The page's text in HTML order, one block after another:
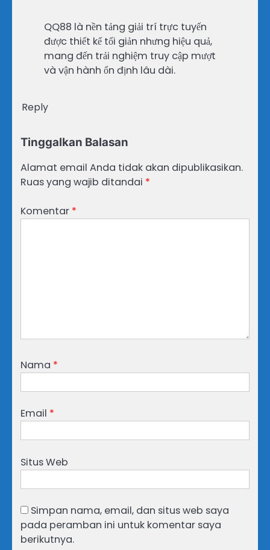
QQ88 là nền tảng giải trí trực tuyến
được thiết kế tối giản nhưng hiệu quả,
mang đến trải nghiệm truy cập mượt
và vận hành ổn định lâu dài.
Reply
Tinggalkan Balasan
Alamat email Anda tidak akan dipublikasikan.
Ruas yang wajib ditandai *
Komentar *
Nama *
Email *
Situs Web
Simpan nama, email, dan situs web saya
pada peramban ini untuk komentar saya
berikutnya.